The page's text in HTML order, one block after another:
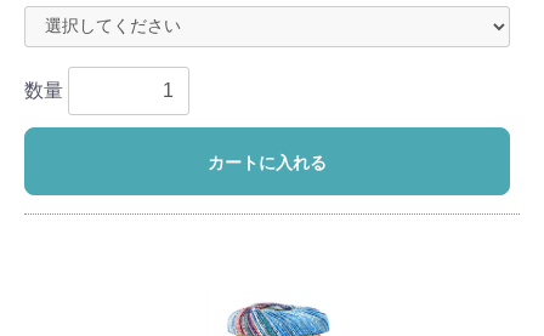
数量
カートに入れる